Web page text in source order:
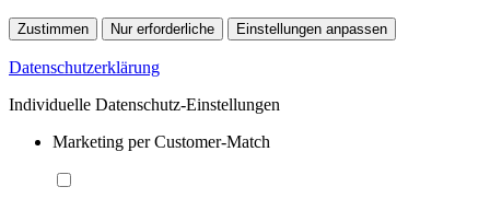
Zustimmen Nur erforderliche Einstellungen anpassen
Datenschutzerklärung
Individuelle Datenschutz-Einstellungen
Marketing per Customer-Match